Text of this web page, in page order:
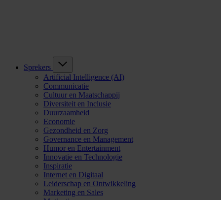
Sprekers
Artificial Intelligence (AI)
Communicatie
Cultuur en Maatschappij
Diversiteit en Inclusie
Duurzaamheid
Economie
Gezondheid en Zorg
Governance en Management
Humor en Entertainment
Innovatie en Technologie
Inspiratie
Internet en Digitaal
Leiderschap en Ontwikkeling
Marketing en Sales